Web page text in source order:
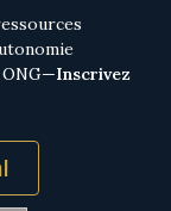
Inscrivez